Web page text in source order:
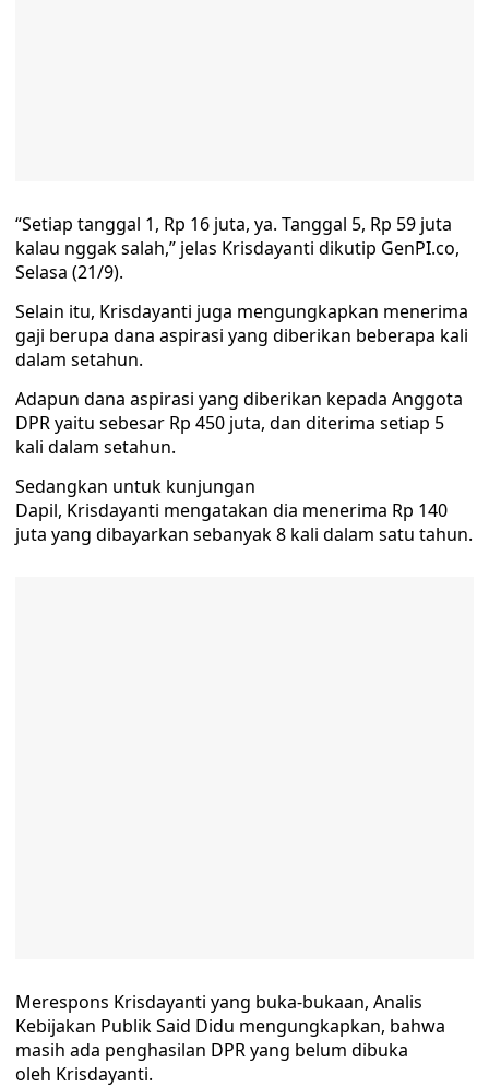
“Setiap tanggal 1, Rp 16 juta, ya. Tanggal 5, Rp 59 juta
kalau nggak salah,” jelas Krisdayanti dikutip GenPI.co,
Selasa (21/9).
Selain itu, Krisdayanti juga mengungkapkan menerima
gaji berupa dana aspirasi yang diberikan beberapa kali
dalam setahun.
Adapun dana aspirasi yang diberikan kepada Anggota
DPR yaitu sebesar Rp 450 juta, dan diterima setiap 5
kali dalam setahun.
Sedangkan untuk kunjungan
Dapil, Krisdayanti mengatakan dia menerima Rp 140
juta yang dibayarkan sebanyak 8 kali dalam satu tahun.
Merespons Krisdayanti yang buka-bukaan, Analis
Kebijakan Publik Said Didu mengungkapkan, bahwa
masih ada penghasilan DPR yang belum dibuka
oleh Krisdayanti.